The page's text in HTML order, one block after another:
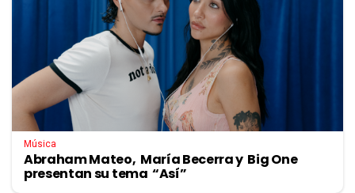
Música
Abraham Mateo, María Becerra y Big One
presentan su tema “Así”